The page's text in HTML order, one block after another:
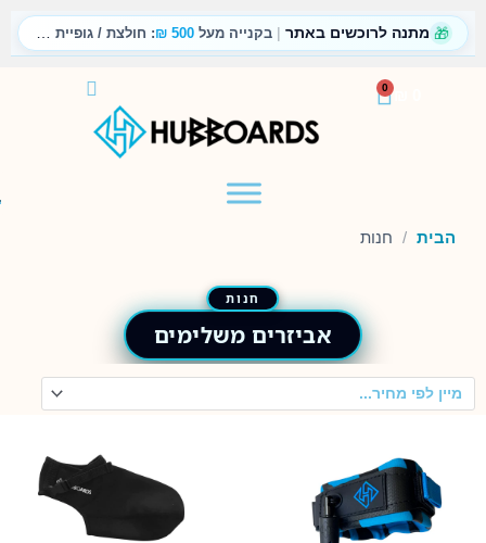
🎁 מתנה לרוכשים באתר | בקנייה מעל500 ₪ : חולצת / גופיית טריקו
0עגלת
הבית / חנות
אביזרים משלימים